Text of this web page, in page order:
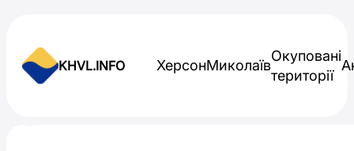
KHVL.INFO ХерсонМиколаїв
Окуповані
території